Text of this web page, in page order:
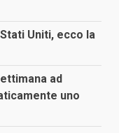
Uniti, ecco la
ad
uno